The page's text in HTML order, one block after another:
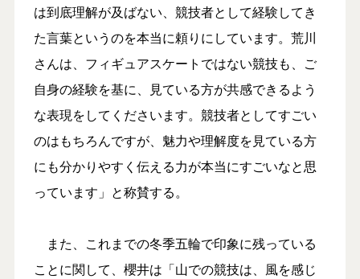
は到底理解が及ばない、競技者として経験してき
た言葉というのを本当に頼りにしています。荒川
さんは、フィギュアスケートではない競技も、ご
自身の経験を基に、見ている方が共感できるよう
な表現をしてくださいます。競技者としてすごい
のはもちろんですが、魅力や理解度を見ている方
にも分かりやすく伝える力が本当にすごいなと思
っています」と称賛する。
また、これまでの冬季五輪で印象に残っている
ことに関して、櫻井は「山での競技は、風を感じ